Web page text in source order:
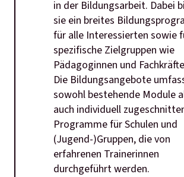
in der Bildungsarbeit. Dabei
sie ein breites
für alle Interessierten sowie
spezifische Zielgruppen wie
Pädagoginnen und
Die Bildungsangebote
sowohl bestehende Module
auch individuell
Programme für Schulen und
(Jugend-)Gruppen, die von
erfahrenen Trainerinnen
durchgeführt werden.